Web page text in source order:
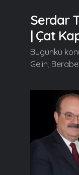
Serdar
| Çat
Bugünkü
Gelin,